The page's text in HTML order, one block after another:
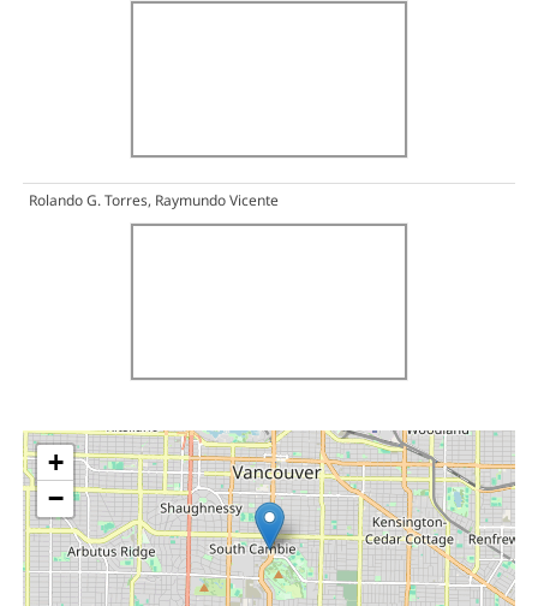
Rolando G. Torres, Raymundo Vicente
+
−